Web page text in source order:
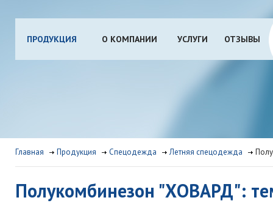
ПРОДУКЦИЯ О КОМПАНИИ УСЛУГИ ОТЗЫВЫ
Главная Продукция Спецодежда Летняя спецодежда
Полукомбинезон "ХОВАРД":